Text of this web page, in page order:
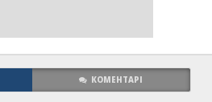
КОМЕНТАРІ